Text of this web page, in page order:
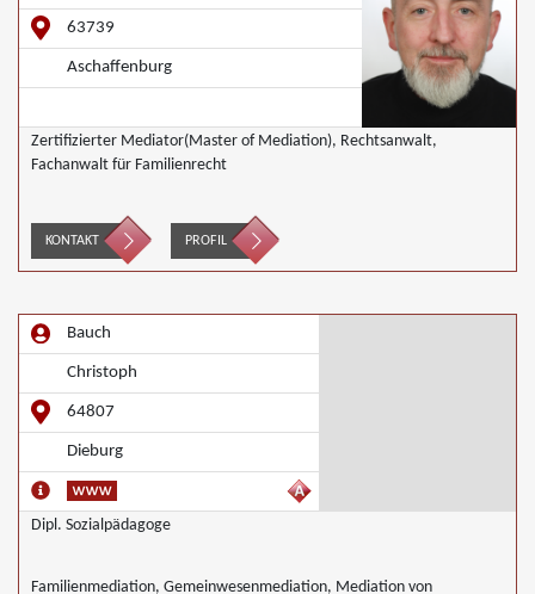
63739
Aschaffenburg
Zertifizierter Mediator(Master of Mediation), Rechtsanwalt,
Fachanwalt für Familienrecht
KONTAKT PROFIL
Bauch
Christoph
64807
Dieburg
Dipl. Sozialpädagoge
Familienmediation, Gemeinwesenmediation, Mediation von